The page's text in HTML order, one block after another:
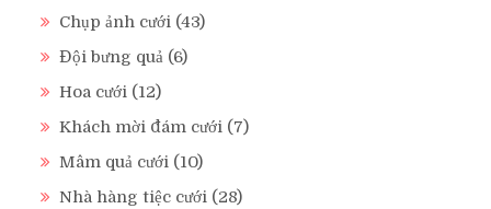
Chụp ảnh cưới (43)
Đội bưng quả (6)
Hoa cưới (12)
Khách mời đám cưới (7)
Mâm quả cưới (10)
Nhà hàng tiệc cưới (28)